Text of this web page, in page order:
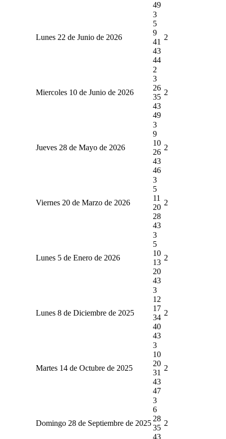
49
Lunes 22 de Junio de 2026
3
5
9
41
43
44
2
Miercoles 10 de Junio de 2026
2
3
26
35
43
49
2
Jueves 28 de Mayo de 2026
3
9
10
26
43
46
2
Viernes 20 de Marzo de 2026
3
5
11
20
28
43
2
Lunes 5 de Enero de 2026
3
5
10
13
20
43
2
Lunes 8 de Diciembre de 2025
3
12
17
34
40
43
2
Martes 14 de Octubre de 2025
3
10
20
31
43
47
2
Domingo 28 de Septiembre de 2025
3
6
28
35
43
2